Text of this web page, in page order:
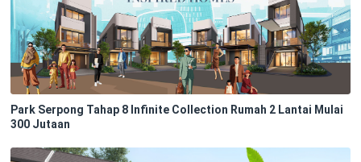
Park Serpong Tahap 8 Infinite Collection Rumah 2 Lantai Mulai
300 Jutaan